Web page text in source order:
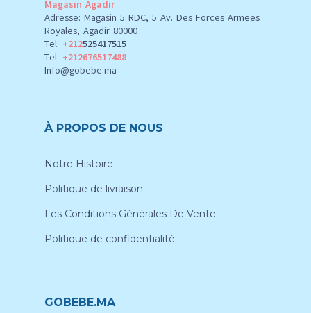
Magasin Agadir
Adresse: Magasin 5 RDC, 5 Av. Des Forces Armees
Royales, Agadir 80000
Tel: +212525417515
Tel: +212676517488
Info@gobebe.ma
À PROPOS DE NOUS
Notre Histoire
Politique de livraison
Les Conditions Générales De Vente
Politique de confidentialité
GOBEBE.MA